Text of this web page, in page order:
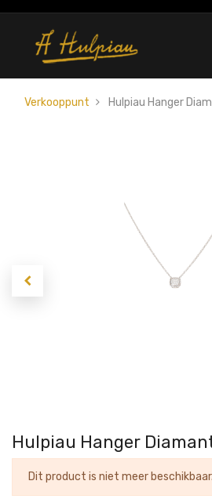
Verkooppunt Hulpiau Hanger
Hulpiau Hanger
Dit product is niet meer beschikbaar.